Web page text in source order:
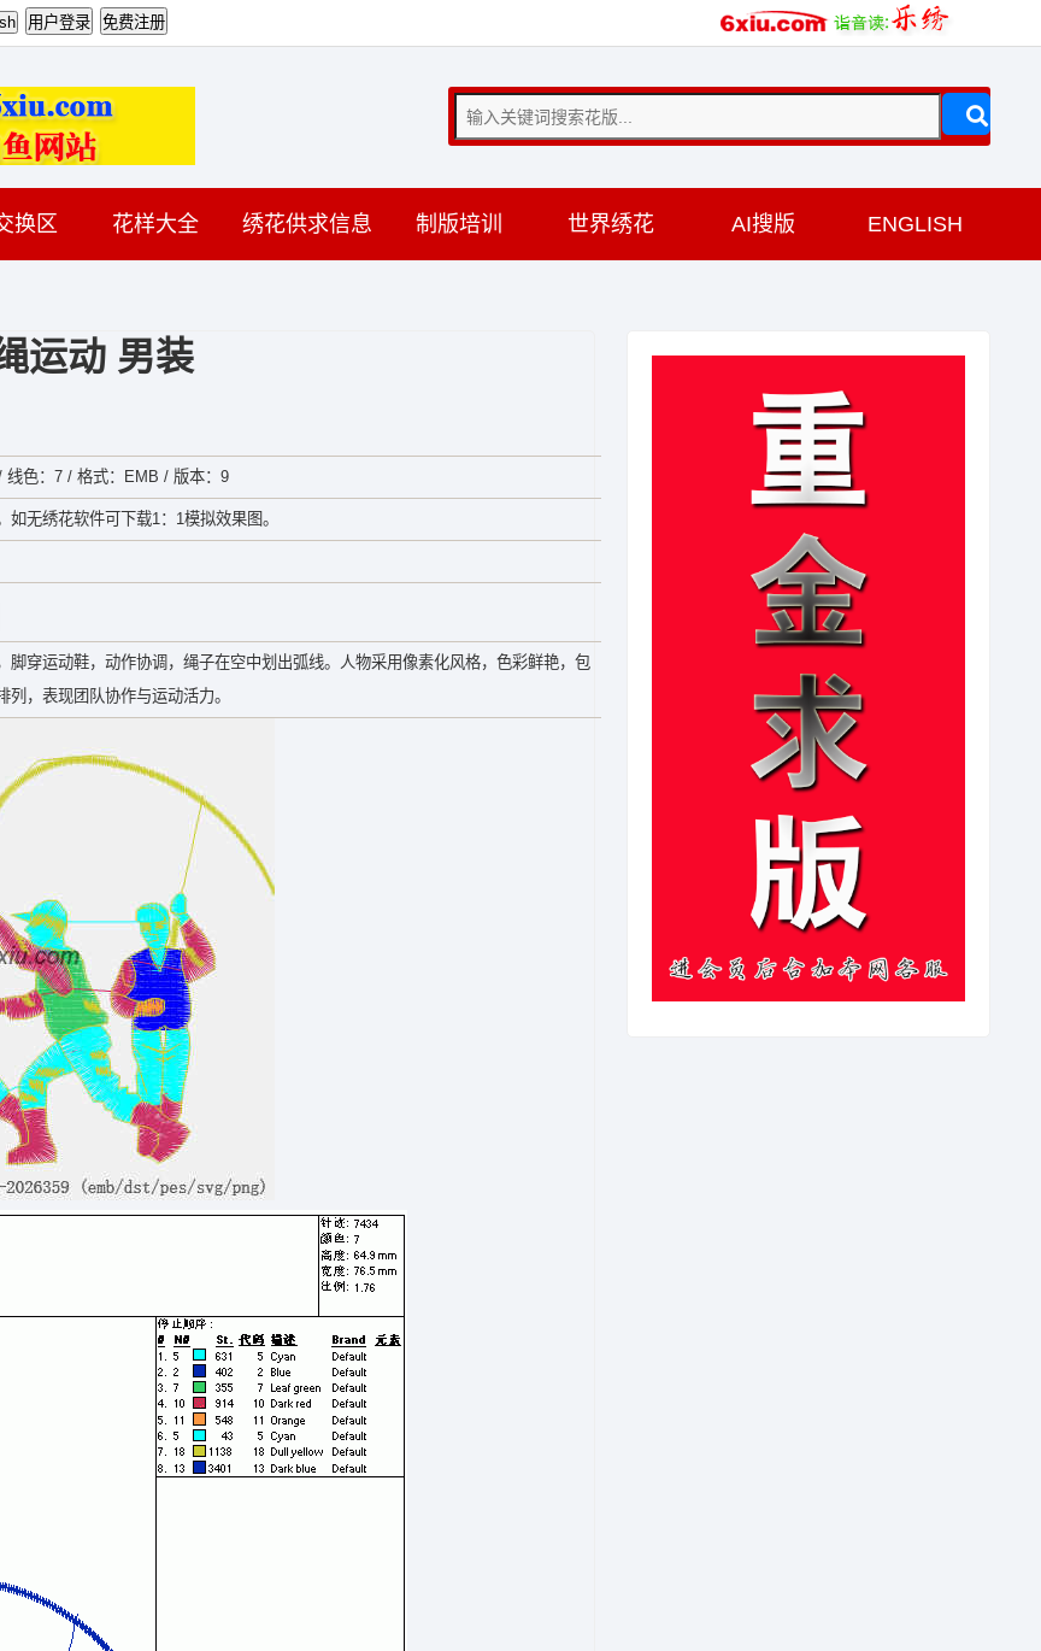
换区 花样大全 绣花供求信息 制版培训 世界绣花 AI搜版 ENGLISH
运动 男装
线色：7 / 格式：EMB / 版本：9
无绣花软件可下载1：1模拟效果图。
穿运动鞋，动作协调，绳子在空中划出弧线。人物采用像素化风格，色彩鲜艳，包
，表现团队协作与运动活力。